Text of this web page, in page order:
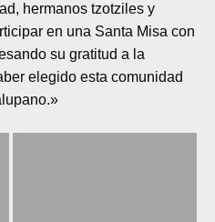
hermanos tzotziles y
en una Santa Misa con
su gratitud a la
elegido esta comunidad